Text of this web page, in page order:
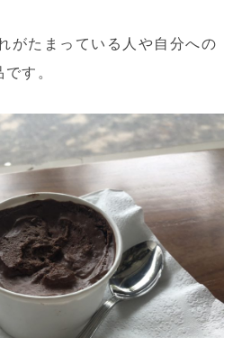
がたまっている人や自分への
す。